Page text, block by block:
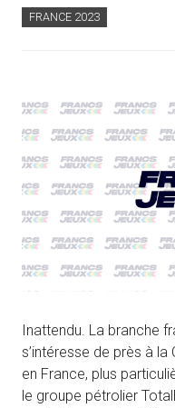
FRANCE 2023
Inattendu. La branche
s’intéresse de près à
en France, plus
le groupe pétrolier